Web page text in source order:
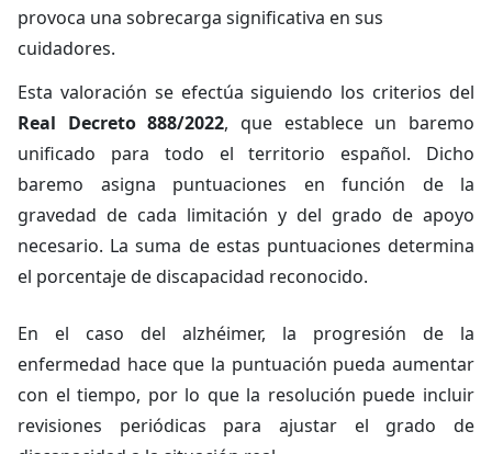
provoca una sobrecarga significativa en sus
cuidadores.
Esta valoración se efectúa siguiendo los criterios del
Real Decreto 888/2022, que establece un baremo
unificado para todo el territorio español. Dicho
baremo asigna puntuaciones en función de la
gravedad de cada limitación y del grado de apoyo
necesario. La suma de estas puntuaciones determina
el porcentaje de discapacidad reconocido.
En el caso del alzhéimer, la progresión de la
enfermedad hace que la puntuación pueda aumentar
con el tiempo, por lo que la resolución puede incluir
revisiones periódicas para ajustar el grado de